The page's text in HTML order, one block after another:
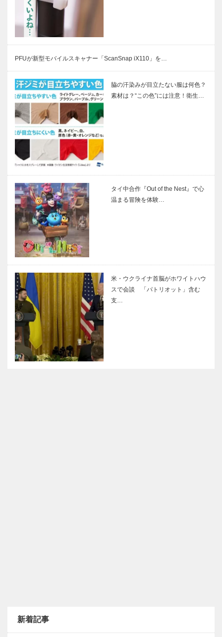
PFUが新型モバイルスキャナー「ScanSnap iX110」を…
脇の汗染みが目立たない服は何色？
素材は？“この色”には注意！衛生…
タイ中合作『Out of the Nest』で心
温まる冒険を体験…
米・ウクライナ首脳がホワイトハウ
スで会談 「パトリオット」含む
支…
新着記事